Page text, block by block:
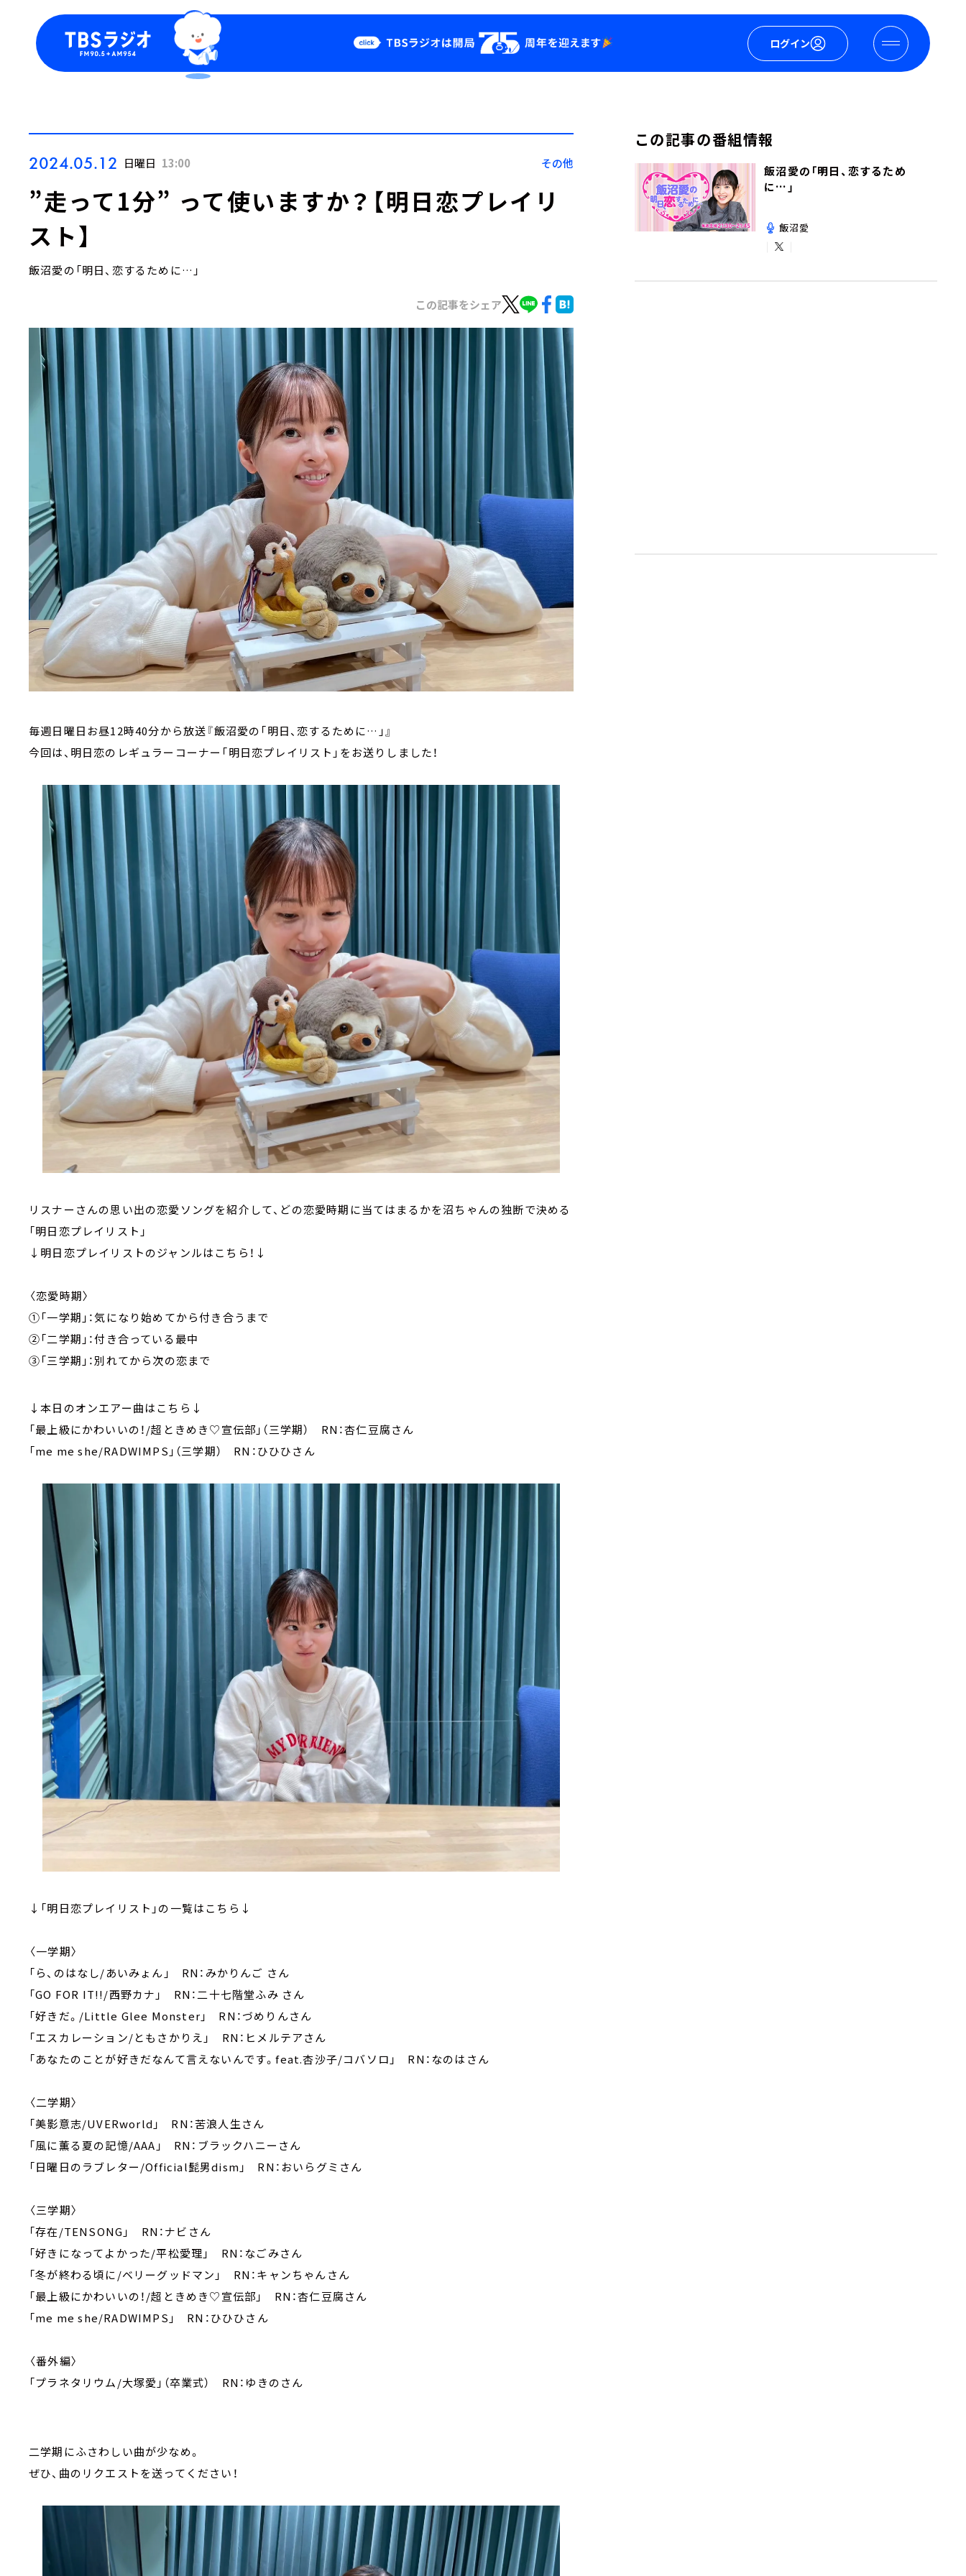
ログイン
Podcast
YouTube
2024.05.12 日曜日 13:00 その他
”走って1分” って使いますか？【明日恋プレイリ
スト】
飯沼愛の「明日、恋するために…」
この記事をシェア
毎週日曜日お昼12時40分から放送『飯沼愛の「明日、恋するために…」』
今回は、明日恋のレギュラーコーナー「明日恋プレイリスト」をお送りしました！
リスナーさんの思い出の恋愛ソングを紹介して、どの恋愛時期に当てはまるかを沼ちゃんの独断で決める
「明日恋プレイリスト」
↓明日恋プレイリストのジャンルはこちら！↓
〈恋愛時期〉
①「一学期」：気になり始めてから付き合うまで
②「二学期」：付き合っている最中
③「三学期」：別れてから次の恋まで
↓本日のオンエアー曲はこちら↓
「最上級にかわいいの！/超ときめき♡宣伝部」（三学期） RN：杏仁豆腐さん
「me me she/RADWIMPS」（三学期） RN：ひひひさん
↓「明日恋プレイリスト」の一覧はこちら↓
〈一学期〉
「ら、のはなし/あいみょん」 RN：みかりんご さん
「GO FOR IT!!/西野カナ」 RN：二十七階堂ふみ さん
「好きだ。/Little Glee Monster」 RN：づめりんさん
「エスカレーション/ともさかりえ」 RN：ヒメルテアさん
「あなたのことが好きだなんて言えないんです。feat.杏沙子/コバソロ」 RN：なのはさん
〈二学期〉
「美影意志/UVERworld」 RN：苦浪人生さん
「風に薫る夏の記憶/AAA」 RN：ブラックハニーさん
「日曜日のラブレター/Official髭男dism」 RN：おいらグミさん
〈三学期〉
「存在/TENSONG」 RN：ナビさん
「好きになってよかった/平松愛理」 RN：なごみさん
「冬が終わる頃に/ベリーグッドマン」 RN：キャンちゃんさん
「最上級にかわいいの！/超ときめき♡宣伝部」 RN：杏仁豆腐さん
「me me she/RADWIMPS」 RN：ひひひさん
〈番外編〉
「プラネタリウム/大塚愛」（卒業式） RN：ゆきのさん
二学期にふさわしい曲が少なめ。
ぜひ、曲のリクエストを送ってください！
この記事の番組情報
飯沼愛の「明日、恋するため
に…」
飯沼愛